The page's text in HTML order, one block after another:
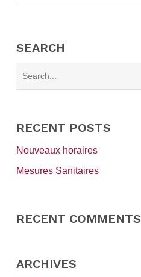
SEARCH
RECENT POSTS
Nouveaux horaires
Mesures Sanitaires
RECENT COMMENTS
ARCHIVES